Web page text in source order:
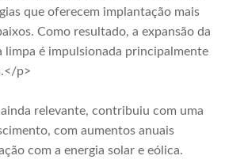
que oferecem implantação mais
Como resultado, a expansão da
limpa é impulsionada principalmente
p>
relevante, contribuiu com uma
com aumentos anuais
com a energia solar e eólica.